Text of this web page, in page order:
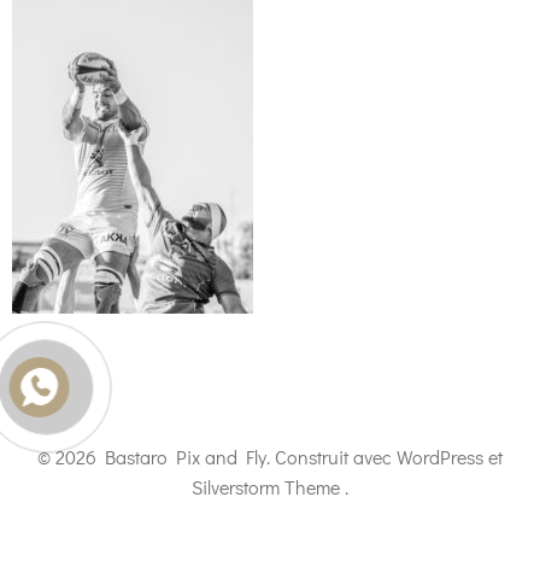
© 2026 Bastaro Pix and Fly. Construit avec WordPress et
Silverstorm Theme .